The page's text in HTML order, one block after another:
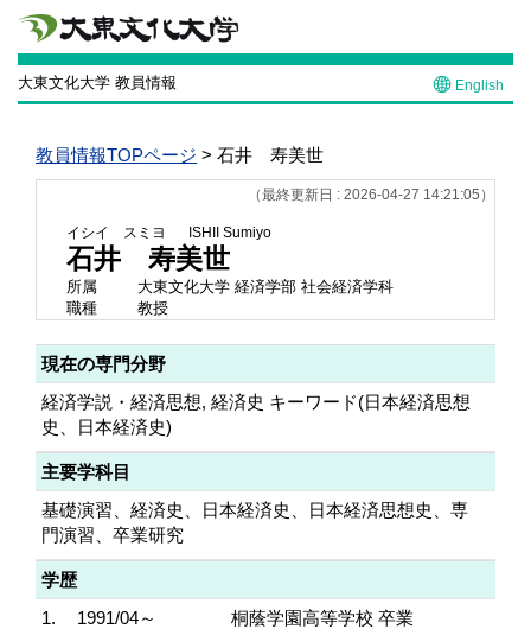
大東文化大学 教員情報 English
教員情報TOPページ > 石井 寿美世
（最終更新日 : 2026-04-27 14:21:05）
イシイ スミヨ ISHII Sumiyo
石井 寿美世
所属
大東文化大学 経済学部 社会経済学科
職種
教授
現在の専門分野
経済学説・経済思想, 経済史 キーワード(日本経済思想
史、日本経済史)
主要学科目
基礎演習、経済史、日本経済史、日本経済思想史、専
門演習、卒業研究
学歴
1.
1991/04～
桐蔭学園高等学校 卒業